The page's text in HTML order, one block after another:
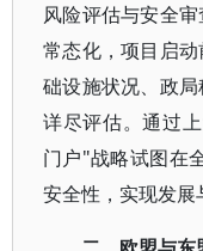
风险评估与安全
常态化，项目启
础设施状况、政
详尽评估。通过
门户"战略试图在
安全性，实现发